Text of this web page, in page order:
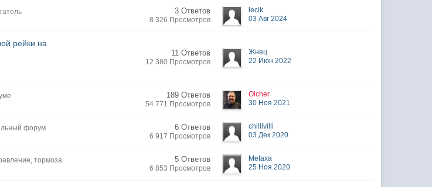
3 Ответов
8 326 Просмотров
lecik
03 Авг 2024
рейки на
11 Ответов
12 380 Просмотров
Жнец
22 Июн 2022
189 Ответов
54 771 Просмотров
Olcher
30 Ноя 2021
форум
6 Ответов
6 917 Просмотров
chillivilli
03 Дек 2020
тормоза
5 Ответов
6 853 Просмотров
Metaxa
25 Ноя 2020